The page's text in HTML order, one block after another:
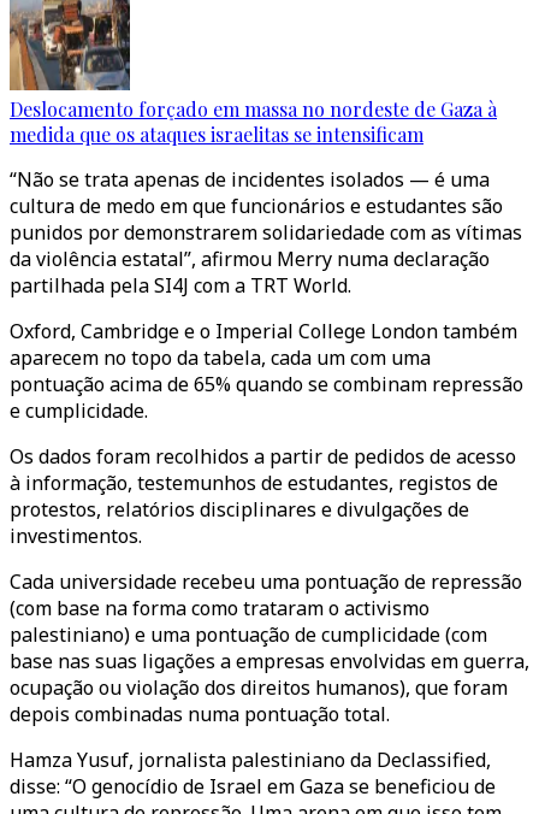
Deslocamento forçado em massa no nordeste de Gaza à
medida que os ataques israelitas se intensificam
“Não se trata apenas de incidentes isolados — é uma
cultura de medo em que funcionários e estudantes são
punidos por demonstrarem solidariedade com as vítimas
da violência estatal”, afirmou Merry numa declaração
partilhada pela SI4J com a TRT World.
Oxford, Cambridge e o Imperial College London também
aparecem no topo da tabela, cada um com uma
pontuação acima de 65% quando se combinam repressão
e cumplicidade.
Os dados foram recolhidos a partir de pedidos de acesso
à informação, testemunhos de estudantes, registos de
protestos, relatórios disciplinares e divulgações de
investimentos.
Cada universidade recebeu uma pontuação de repressão
(com base na forma como trataram o activismo
palestiniano) e uma pontuação de cumplicidade (com
base nas suas ligações a empresas envolvidas em guerra,
ocupação ou violação dos direitos humanos), que foram
depois combinadas numa pontuação total.
Hamza Yusuf, jornalista palestiniano da Declassified,
disse: “O genocídio de Israel em Gaza se beneficiou de